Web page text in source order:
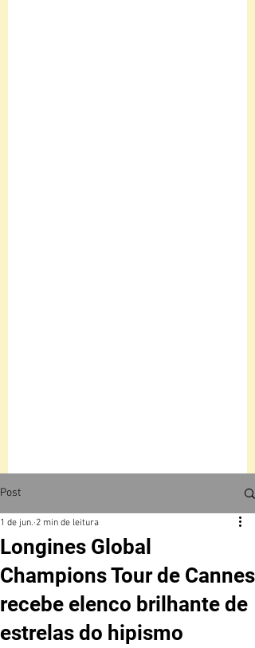
Post
Longines Global
Champions Tour de Cannes
recebe elenco brilhante de
estrelas do hipismo
1 de jun. 2 min de leitura